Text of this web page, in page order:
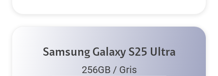
Samsung Galaxy S25 Ultra
256GB/ Gris